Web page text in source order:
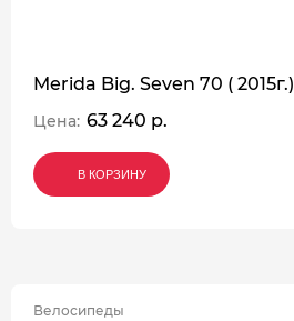
Merida Big. Seven 70 ( 2015г.)
Цена: 63 240 р.
В КОРЗИНУ
В КОРЗИНУ
В КОРЗИНУ
Велосипеды